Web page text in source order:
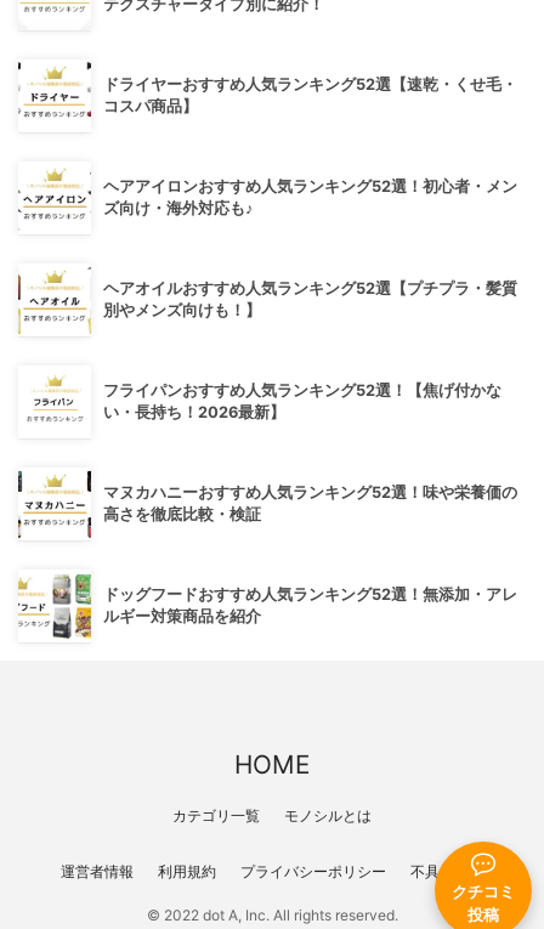
クチコミ
投稿
テクスチャータイプ別に紹介！
ドライヤーおすすめ人気ランキング52選【速乾・くせ毛・
コスパ商品】
ヘアアイロンおすすめ人気ランキング52選！初心者・メン
ズ向け・海外対応も♪
ヘアオイルおすすめ人気ランキング52選【プチプラ・髪質
別やメンズ向けも！】
フライパンおすすめ人気ランキング52選！【焦げ付かな
い・長持ち！2026最新】
マヌカハニーおすすめ人気ランキング52選！味や栄養価の
高さを徹底比較・検証
ドッグフードおすすめ人気ランキング52選！無添加・アレ
ルギー対策商品を紹介
HOME
カテゴリ一覧 モノシルとは
運営者情報 利用規約 プライバシーポリシー 不具合報告
© 2022 dot A, Inc. All rights reserved.